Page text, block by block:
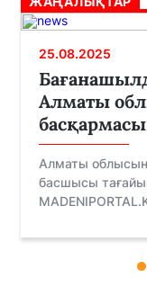
25.08.2025
Алматы
Алматы
басшысы